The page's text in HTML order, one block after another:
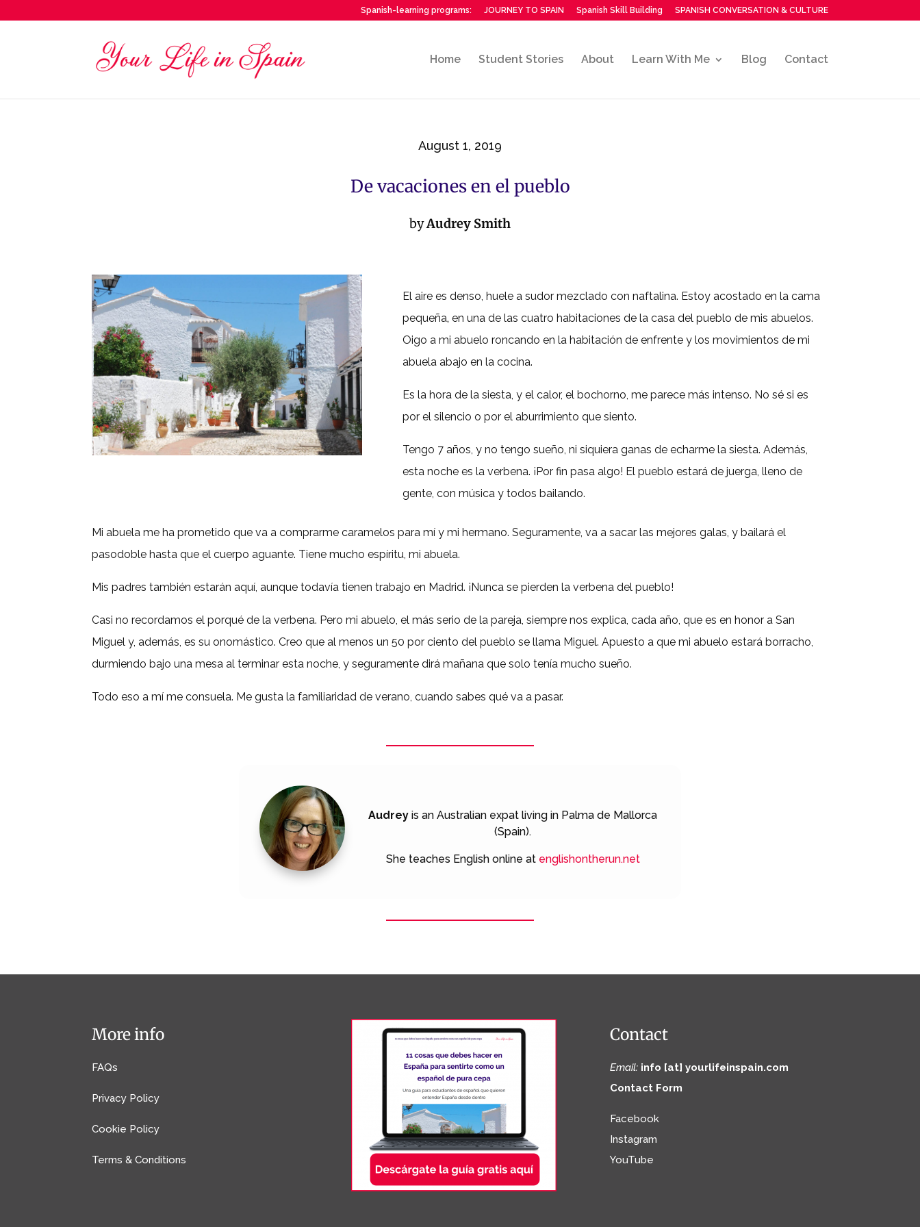
Spanish-learning programs: JOURNEY TO SPAIN Spanish Skill Building SPANISH CONVERSATION & CULTURE
Home Student Stories About Learn With Me Blog Contact
August 1, 2019
De vacaciones en el pueblo
byAudrey Smith
El aire es denso, huele a sudor mezclado con naftalina. Estoy acostado en la cama
pequeña,en una de las cuatro habitaciones de la casa del pueblo de mis abuelos.
Oigo a mi abuelo roncando en la habitación deenfrente y los movimientos de mi
abuela abajoen la cocina.
Es la hora de la siesta, y el calor, el bochorno, me parece más intenso. No sé si es
por el silencio o por el aburrimiento que siento.
Tengo 7 años, y no tengo sueño, nisiquiera ganas de echarme la siesta. Además,
esta noche es la verbena. ¡Por fin pasa algo! Elpueblo estará de juerga, lleno de
gente , con música y todos bailando.
Mi abuela me ha prometido que va a comprarme caramelospara mí y mi hermano. Seguramente, va a sacar las mejores galas,y bailará el
pasodoble hasta que el cuerpo aguante. Tiene mucho espíritu, mi abuela.
Mispadres también estarán aquí , aunque todavía tienen trabajo en Madrid. ¡Nunca se pierden la verbena del pueblo!
Casino recordamos elporqué de la verbena. Pero mi abuelo, el más serio de la pareja, siempre nos explica, cada año, que es en honor a San
Miguely, además, es su onomástico. Creo que al menos un50 por ciento del pueblo se llama Miguel. Apuesto a que mi abuelo estará borracho,
durmiendobajo una mesa alterminar esta noche, y seguramente dirámañanaque solo tenía mucho sueño.
Todo eso amí me consuela. Me gusta la familiaridad de verano, cuando sabesqué va a pasar.
Audrey is an Australian expat living in Palma de Mallorca
(Spain).
She teaches English online at englishontherun.net
More info
FAQs
Privacy Policy
Cookie Policy
Terms & Conditions
Contact
Email: info [at] yourlifeinspain.com
Contact Form
Facebook
Instagram
YouTube